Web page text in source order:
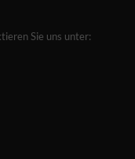
Sie uns unter: